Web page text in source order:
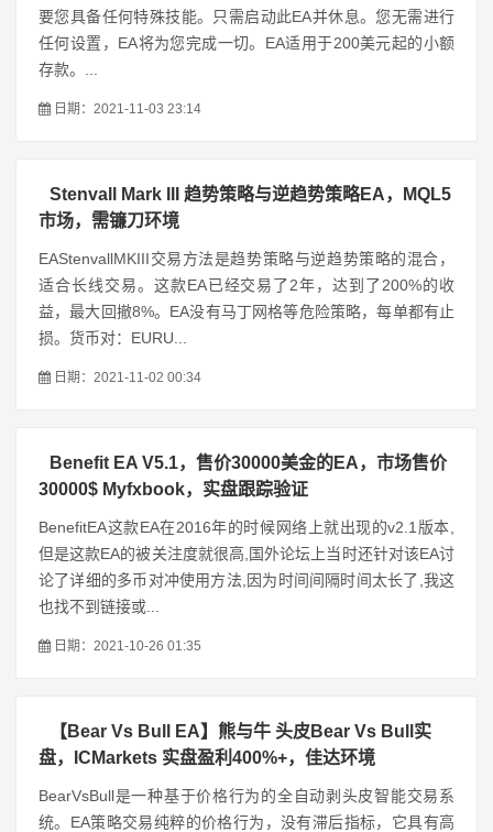
要您具备任何特殊技能。只需启动此EA并休息。您无需进行
任何设置，EA将为您完成一切。EA适用于200美元起的小额
存款。...
日期：2021-11-03 23:14
Stenvall Mark III 趋势策略与逆趋势策略EA，MQL5
市场，需镰刀环境
EAStenvallMKIII交易方法是趋势策略与逆趋势策略的混合，
适合长线交易。这款EA已经交易了2年，达到了200%的收
益，最大回撤8%。EA没有马丁网格等危险策略，每单都有止
损。货币对：EURU...
日期：2021-11-02 00:34
Benefit EA V5.1，售价30000美金的EA，市场售价
30000$ Myfxbook，实盘跟踪验证
BenefitEA这款EA在2016年的时候网络上就出现的v2.1版本,
但是这款EA的被关注度就很高,国外论坛上当时还针对该EA讨
论了详细的多币对冲使用方法,因为时间间隔时间太长了,我这
也找不到链接或...
日期：2021-10-26 01:35
【Bear Vs Bull EA】熊与牛 头皮Bear Vs Bull实
盘，ICMarkets 实盘盈利400%+，佳达环境
BearVsBull是一种基于价格行为的全自动剥头皮智能交易系
统。EA策略交易纯粹的价格行为，没有滞后指标，它具有高